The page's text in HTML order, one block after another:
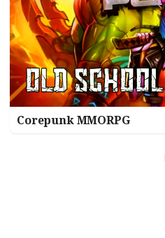
Corepunk MMORPG